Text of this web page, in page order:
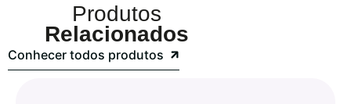
Produtos
Relacionados
Conhecer todos produtos